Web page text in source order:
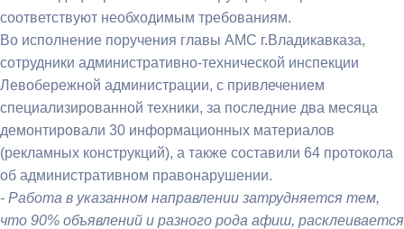
соответствуют необходимым требованиям.
Во исполнение поручения главы АМС г.Владикавказа,
сотрудники административно-технической инспекции
Левобережной администрации, с привлечением
специализированной техники, за последние два месяца
демонтировали 30 информационных материалов
(рекламных конструкций), а также составили 64 протокола
об административном правонарушении.
- Работа в указанном направлении затрудняется тем,
что 90% объявлений и разного рода афиш, расклеивается